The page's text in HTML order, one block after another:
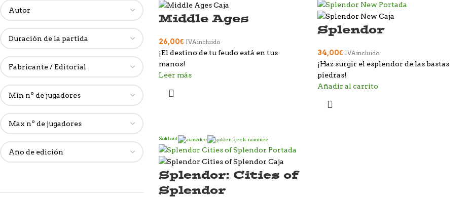
Middle Ages
26,00€ IVA incluido
¡El destino de tu feudo está en tus
manos!
Leer más
Splendor
34,00€ IVA incluido
¡Haz surgir el esplendor de las bastas
piedras!
Añadir al carrito
Sold out
Splendor: Cities of
Splendor